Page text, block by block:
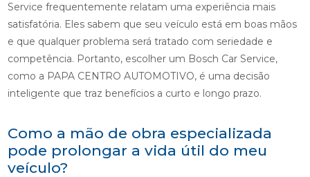
Service frequentemente relatam uma experiência mais
satisfatória. Eles sabem que seu veículo está em boas mãos
e que qualquer problema será tratado com seriedade e
competência. Portanto, escolher um Bosch Car Service,
como a PAPA CENTRO AUTOMOTIVO, é uma decisão
inteligente que traz benefícios a curto e longo prazo.
Como a mão de obra especializada
pode prolongar a vida útil do meu
veículo?